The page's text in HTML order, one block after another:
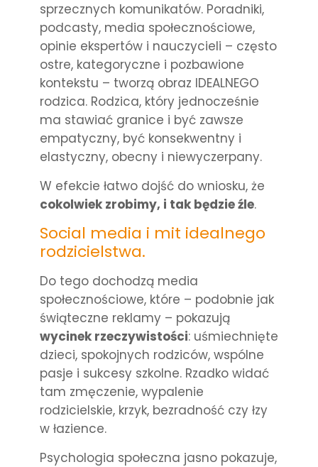
sprzecznych komunikatów. Poradniki,
podcasty, media społecznościowe,
opinie ekspertów i nauczycieli – często
ostre, kategoryczne i pozbawione
kontekstu – tworzą obraz IDEALNEGO
rodzica. Rodzica, który jednocześnie
ma stawiać granice i być zawsze
empatyczny, być konsekwentny i
elastyczny, obecny i niewyczerpany.
W efekcie łatwo dojść do wniosku, że
cokolwiek zrobimy, i tak będzie źle.
Social media i mit idealnego
rodzicielstwa.
Do tego dochodzą media
społecznościowe, które – podobnie jak
świąteczne reklamy – pokazują
wycinek rzeczywistości: uśmiechnięte
dzieci, spokojnych rodziców, wspólne
pasje i sukcesy szkolne. Rzadko widać
tam zmęczenie, wypalenie
rodzicielskie, krzyk, bezradność czy łzy
w łazience.
Psychologia społeczna jasno pokazuje,